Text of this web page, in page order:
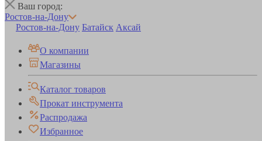
Ваш город:
Ростов-на-Дону
Ростов-на-Дону Батайск Аксай
О компании
Магазины
Каталог товаров
Прокат инструмента
Распродажа
Избранное